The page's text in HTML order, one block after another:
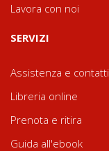
Lavora con noi
SERVIZI
Assistenza e contatti
Libreria online
Prenota e ritira
Guida all'ebook